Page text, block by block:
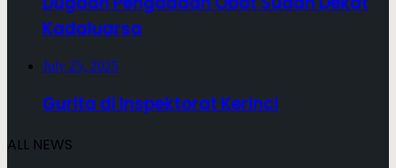
Kadaluarsa
July 25, 2025
Gurita di Inspektorat Kerinci
ALL NEWS